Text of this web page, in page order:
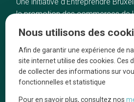
la promotion des commerces de
Accueil
Bonnes adresses
Quartiers
Blog
A
On
Nous utilisons des
Afin de garantir une expérience de
site internet utilise des cookies. Ces
de collecter des informations sur
fonctionnelles et statistique
Pour en savoir plus, consultez nos